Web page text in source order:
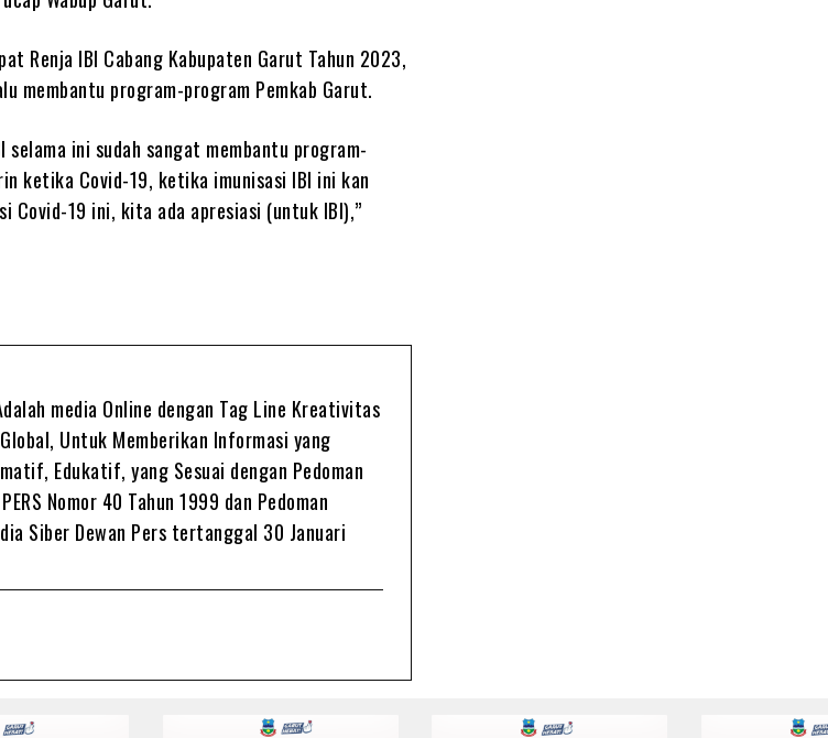
Renja IBI Cabang Kabupaten Garut Tahun 2023,
membantu program-program Pemkab Garut.
selama ini sudah sangat membantu program-
ketika Covid-19, ketika imunisasi IBI ini kan
Covid-19 ini, kita ada apresiasi (untuk IBI),”
media Online dengan Tag Line Kreativitas
Untuk Memberikan Informasi yang
Edukatif, yang Sesuai dengan Pedoman
Nomor 40 Tahun 1999 dan Pedoman
Siber Dewan Pers tertanggal 30 Januari